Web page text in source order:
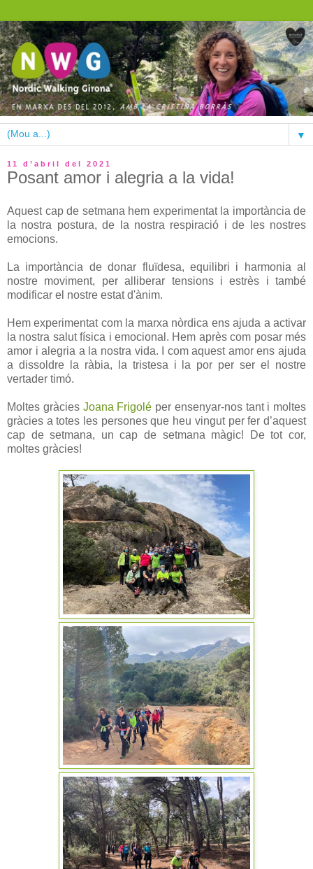
▼
11 d’abril del 2021
Posant amor i alegria a la vida!
Aquest cap de setmana hem experimentat la importància de
la nostra postura, de la nostra respiració i de les nostres
emocions.
La importància de donar fluïdesa, equilibri i harmonia al
nostre moviment, per alliberar tensions i estrès i també
modificar el nostre estat d'ànim.
Hem experimentat com la marxa nòrdica ens ajuda a activar
la nostra salut física i emocional. Hem après com posar més
amor i alegria a la nostra vida. I com aquest amor ens ajuda
a dissoldre la ràbia, la tristesa i la por per ser el nostre
vertader timó.
Moltes gràcies Joana Frigolé per ensenyar-nos tant i moltes
gràcies a totes les persones que heu vingut per fer d’aquest
cap de setmana, un cap de setmana màgic! De tot cor,
moltes gràcies!